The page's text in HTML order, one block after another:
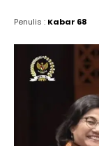
Penulis : Kabar 68